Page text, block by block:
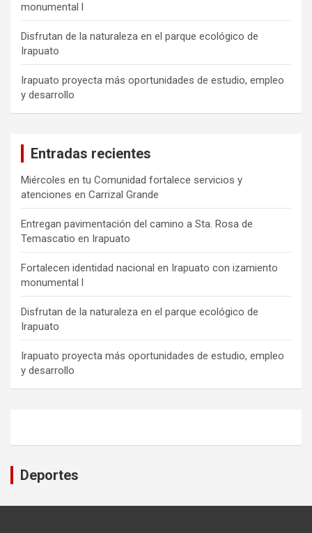
monumental l
Disfrutan de la naturaleza en el parque ecológico de
Irapuato
Irapuato proyecta más oportunidades de estudio, empleo
y desarrollo
Entradas recientes
Miércoles en tu Comunidad fortalece servicios y
atenciones en Carrizal Grande
Entregan pavimentación del camino a Sta. Rosa de
Temascatio en Irapuato
Fortalecen identidad nacional en Irapuato con izamiento
monumental l
Disfrutan de la naturaleza en el parque ecológico de
Irapuato
Irapuato proyecta más oportunidades de estudio, empleo
y desarrollo
Deportes